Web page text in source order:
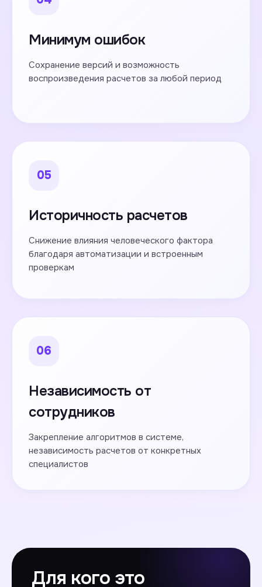
Минимум ошибок
Сохранение версий и возможность
воспроизведения расчетов за любой период
05
Историчность расчетов
Снижение влияния человеческого фактора
благодаря автоматизации и встроенным
проверкам
06
Независимость от
сотрудников
Закрепление алгоритмов в системе,
независимость расчетов от конкретных
специалистов
Для кого это